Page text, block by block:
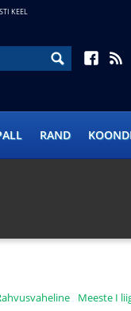
KEEL
RAND
Meeste I